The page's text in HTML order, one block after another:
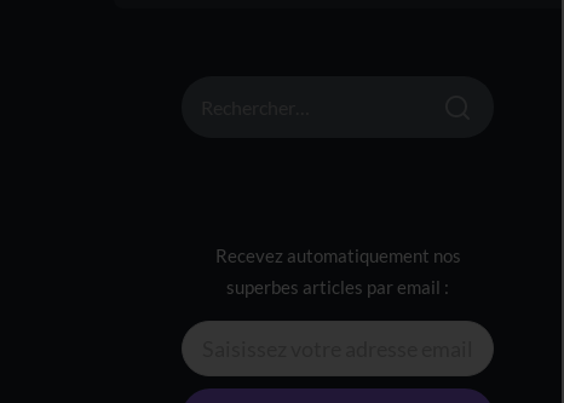
Recevez automatiquement nos
superbes articles par email :